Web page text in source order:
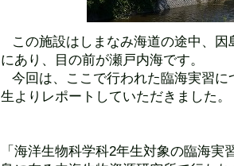
この施設はしまなみ海道の途中、因
にあり、目の前が瀬戸内海です。
今回は、ここで行われた臨海実習
生よりレポートしていただきました。
「海洋生物科学科2年生対象の臨海実